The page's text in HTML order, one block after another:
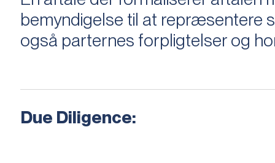
bemyndigelse til at repræsentere
også parternes forpligtelser og
Due Diligence: